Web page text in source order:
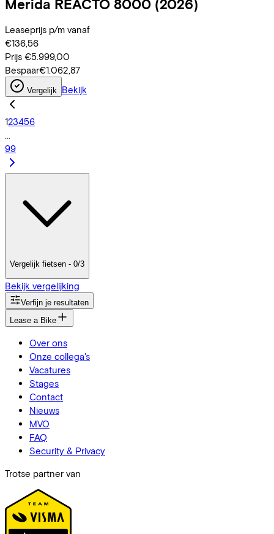
Merida REACTO 8000 (2026)
Leaseprijs p/m vanaf
€136,56
Prijs €5.999,00
Bespaar€1.062,87
Vergelijk Bekijk
123456
...
99
Vergelijk fietsen - 0/3
Bekijk vergelijking
Verfijn je resultaten
Lease a Bike
Over ons
Onze collega's
Vacatures
Stages
Contact
Nieuws
MVO
FAQ
Security & Privacy
Trotse partner van